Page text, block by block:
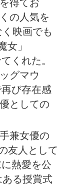
得てお
の人気を
映画でも
女」
くれた。
グマウ
び存在感
としての
兼女優の
友人として
熱愛を公
る授賞式